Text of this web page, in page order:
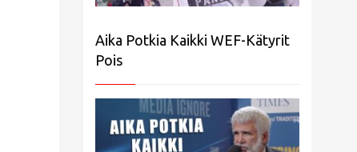
Aika Potkia Kaikki WEF-Kätyrit
Pois